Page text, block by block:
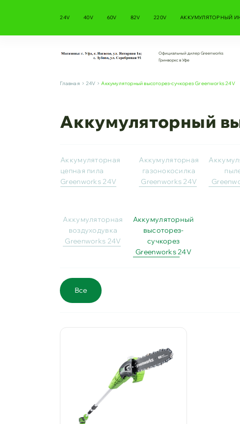
24V 40V 60V 82V 220V АККУМУЛЯТОРНЫЙ
Официальный дилер Greenworks
Гринворкс в Уфе
Главная 24V Аккумуляторный высоторез-сучкорез Greenworks 24V
Аккумуляторный
Аккумуляторная
цепная пила
Greenworks 24V
Аккумуляторная
газонокосилка
Greenworks 24V
Аккумуляторная
воздуходувка
Greenworks 24V
Аккумуляторный
высоторез-
сучкорез
Greenworks 24V
Все